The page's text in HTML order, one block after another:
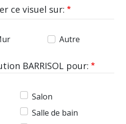
ce visuel sur:
Autre
BARRISOL pour:
Salon
Salle de bain